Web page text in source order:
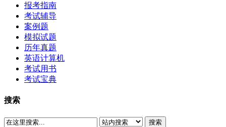
报考指南
考试辅导
案例题
模拟试题
历年真题
英语计算机
考试用书
考试宝典
搜索
搜索